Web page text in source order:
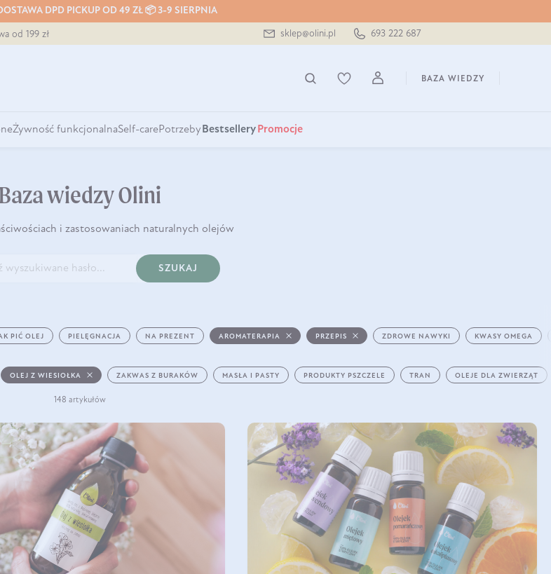
DPD PICKUP OD 49 ZŁ 📦 3-9 SIERPNIA
od 199 zł sklep@olini.pl 693 222 687
BAZA WIEDZY
Żywność funkcjonalnaSelf-carePotrzeby Bestsellery Promocje
Baza wiedzy Olini
i zastosowaniach naturalnych olejów
SZUKAJ
PIĆ OLEJ PIELĘGNACJA NA PREZENT AROMATERAPIA PRZEPIS ZDROWE NAWYKI KWASY OMEGA
OLEJ Z WIESIOŁKA ZAKWAS Z BURAKÓW MASŁA I PASTY PRODUKTY PSZCZELE TRAN OLEJE DLA ZWIERZĄT
148 artykułów